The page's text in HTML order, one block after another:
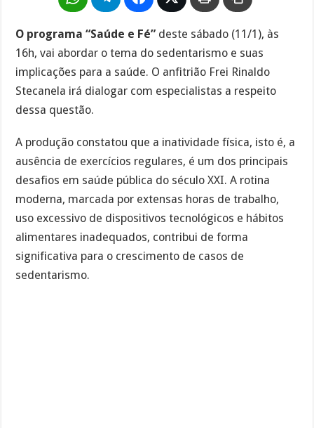
O programa “Saúde e Fé” deste sábado (11/1), às
16h, vai abordar o tema do sedentarismo e suas
implicações para a saúde. O anfitrião Frei Rinaldo
Stecanela irá dialogar com especialistas a respeito
dessa questão.
A produção constatou que a inatividade física, isto é, a
ausência de exercícios regulares, é um dos principais
desafios em saúde pública do século XXI. A rotina
moderna, marcada por extensas horas de trabalho,
uso excessivo de dispositivos tecnológicos e hábitos
alimentares inadequados, contribui de forma
significativa para o crescimento de casos de
sedentarismo.